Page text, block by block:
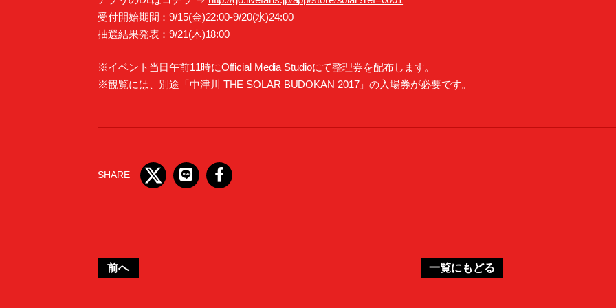
受付開始期間：9/15(金)22:00-9/20(水)24:00
抽選結果発表：9/21(木)18:00
※イベント当日午前11時にOfficial Media Studioにて整理券を配布します。
※観覧には、別途「中津川 THE SOLAR BUDOKAN 2017」の入場券が必要です。
SHARE
前へ 一覧にもどる